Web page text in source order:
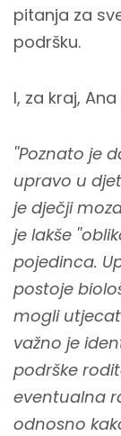
pitanja za
podršku.
I, za kraj,
''Poznato je
upravo u
je dječji
je lakše
pojedinca.
postoje
mogli
važno je
podrške
eventualna
odnosno